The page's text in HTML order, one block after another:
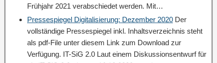
Frühjahr 2021 verabschiedet werden. Mit…
Pressespiegel Digitalisierung: Dezember 2020 Der
vollständige Pressespiegel inkl. Inhaltsverzeichnis steht
als pdf-File unter diesem Link zum Download zur
Verfügung. IT-SiG 2.0 Laut einem Diskussionsentwurf für